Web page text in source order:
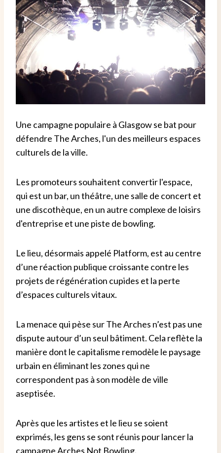
Une campagne populaire à Glasgow se bat pour
défendre The Arches, l'un des meilleurs espaces
culturels de la ville.
Les promoteurs souhaitent convertir l'espace,
qui est un bar, un théâtre, une salle de concert et
une discothèque, en un autre complexe de loisirs
d'entreprise et une piste de bowling.
Le lieu, désormais appelé Platform, est au centre
d’une réaction publique croissante contre les
projets de régénération cupides et la perte
d’espaces culturels vitaux.
La menace qui pèse sur The Arches n’est pas une
dispute autour d’un seul bâtiment. Cela reflète la
manière dont le capitalisme remodèle le paysage
urbain en éliminant les zones qui ne
correspondent pas à son modèle de ville
aseptisée.
Après que les artistes et le lieu se soient
exprimés, les gens se sont réunis pour lancer la
campagne Arches Not Bowling.